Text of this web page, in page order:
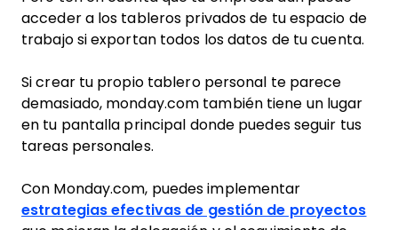
acceder a los tableros privados de tu espacio de
trabajo si exportan todos los datos de tu cuenta.
Si crear tu propio tablero personal te parece
demasiado, monday.com también tiene un lugar
en tu pantalla principal donde puedes seguir tus
tareas personales.
Con Monday.com, puedes implementar
estrategias efectivas de gestión de proyectos